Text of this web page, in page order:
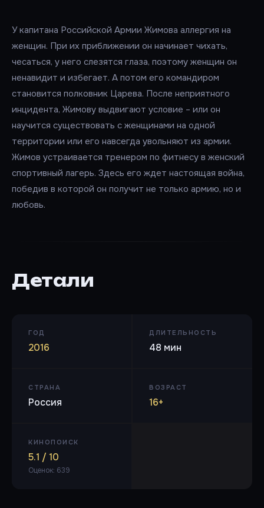
У капитана Российской Армии Жимова аллергия на
женщин. При их приближении он начинает чихать,
чесаться, у него слезятся глаза, поэтому женщин он
ненавидит и избегает. А потом его командиром
становится полковник Царева. После неприятного
инцидента, Жимову выдвигают условие – или он
научится существовать с женщинами на одной
территории или его навсегда увольняют из армии.
Жимов устраивается тренером по фитнесу в женский
спортивный лагерь. Здесь его ждет настоящая война,
победив в которой он получит не только армию, но и
любовь.
Детали
ГОД
2016
ДЛИТЕЛЬНОСТЬ
48 мин
СТРАНА
Россия
ВОЗРАСТ
16+
КИНОПОИСК
5.1 / 10
Оценок: 639